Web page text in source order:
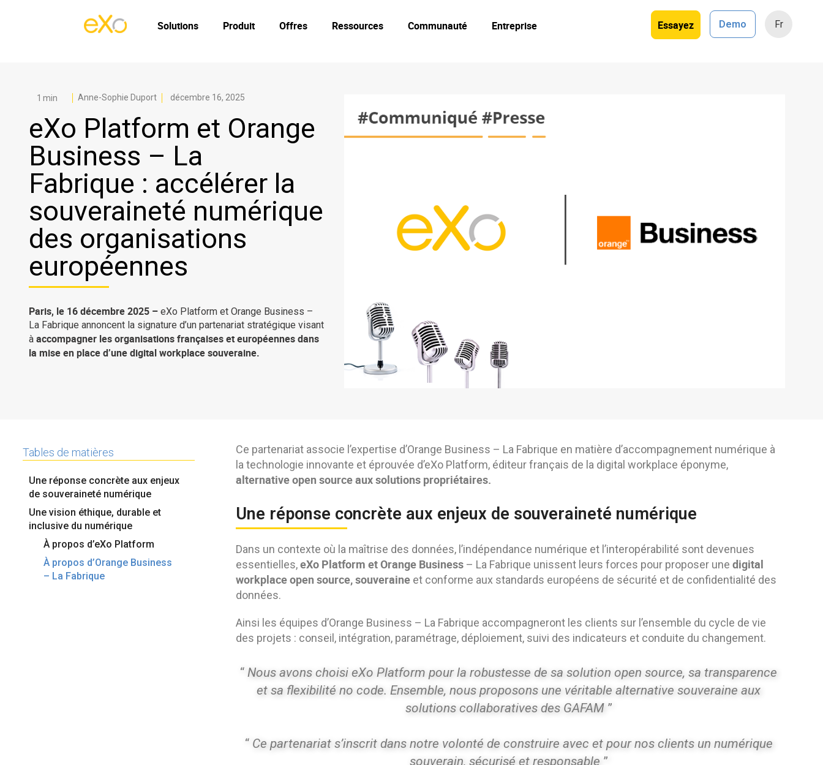
Essayez Demo Fr
Solutions Produit Offres Ressources Communauté Entreprise
Anne-Sophie Duport décembre 16, 2025
eXo Platform et Orange
Business – La
Fabrique : accélérer la
souveraineté numérique
des organisations
européennes
Paris, le 16 décembre 2025 – eXo Platform et Orange Business –
La Fabrique annoncent la signature d’un partenariat stratégique visant
à accompagner les organisations françaises et européennes dans
la mise en place d’une digitalworkplacesouveraine.
Tables de matières
Une réponse concrète aux enjeux
de souveraineté numérique
Une vision éthique, durable et
inclusive du numérique
À propos d’eXo Platform
À propos d’Orange Business
– La Fabrique
Ce partenariat associe l’expertise d’Orange Business – La Fabrique en matière d’accompagnement numérique à
la technologie innovante et éprouvée d’eXo Platform, éditeur français de la digital workplace éponyme,
alternative open source aux solutions propriétaires.
Une réponse concrète aux enjeux de souveraineté numérique
Dans un contexte où la maîtrise des données, l’indépendance numérique et l’interopérabilité sont devenues
essentielles,eXo Platform et Orange Business– La Fabrique unissent leurs forces pour proposer une digital
workplace open source, souveraineet conforme aux standards européens de sécurité et de confidentialité des
données.
Ainsi les équipes d’Orange Business – La Fabrique accompagneront les clients sur l’ensemble du cycle de vie
des projets : conseil, intégration, paramétrage, déploiement, suivi des indicateurs et conduite du changement.
“ Nous avons choisi eXo Platform pour la robustesse de sa solution open source, sa transparence
et sa flexibilité no code. Ensemble, nous proposons une véritable alternative souveraine aux
solutions collaboratives des GAFAM”
“ Ce partenariat s’inscrit dans notre volonté de construire avec et pour nos clients un numérique
souverain, sécurisé et responsable ”